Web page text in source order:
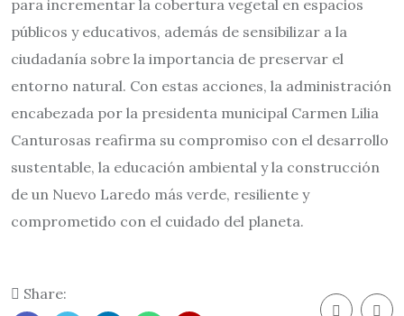
para incrementar la cobertura vegetal en espacios
públicos y educativos, además de sensibilizar a la
ciudadanía sobre la importancia de preservar el
entorno natural. Con estas acciones, la administración
encabezada por la presidenta municipal Carmen Lilia
Canturosas reafirma su compromiso con el desarrollo
sustentable, la educación ambiental y la construcción
de un Nuevo Laredo más verde, resiliente y
comprometido con el cuidado del planeta.
Share: